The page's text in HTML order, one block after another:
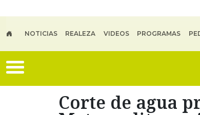
NOTICIAS REALEZA VIDEOS PROGRAMAS
Corte de agua